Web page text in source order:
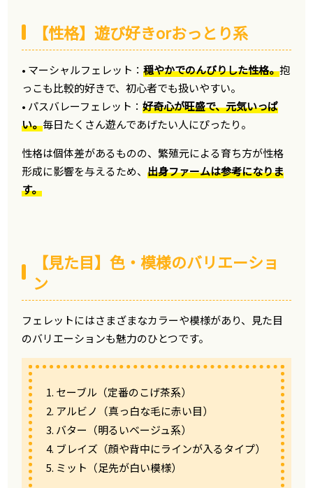
【性格】遊び好きorおっとり系
• マーシャルフェレット：穏やかでのんびりした性格。抱
っこも比較的好きで、初心者でも扱いやすい。
• パスバレーフェレット：好奇心が旺盛で、元気いっぱ
い。毎日たくさん遊んであげたい人にぴったり。
性格は個体差があるものの、繁殖元による育ち方が性格
形成に影響を与えるため、出身ファームは参考になりま
す。
【見た目】色・模様のバリエーショ
ン
フェレットにはさまざまなカラーや模様があり、見た目
のバリエーションも魅力のひとつです。
1. セーブル（定番のこげ茶系）
2. アルビノ（真っ白な毛に赤い目）
3. バター（明るいベージュ系）
4. ブレイズ（顔や背中にラインが入るタイプ）
5. ミット（足先が白い模様）